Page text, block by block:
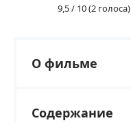
9,5/ 10 (2 голоса)
О фильме
Содержание